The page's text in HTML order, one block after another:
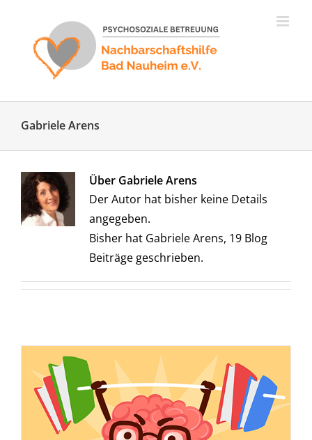
springen
Gabriele Arens
Über Gabriele Arens
Der Autor hat bisher keine Details
angegeben.
Bisher hat Gabriele Arens, 19 Blog
Beiträge geschrieben.